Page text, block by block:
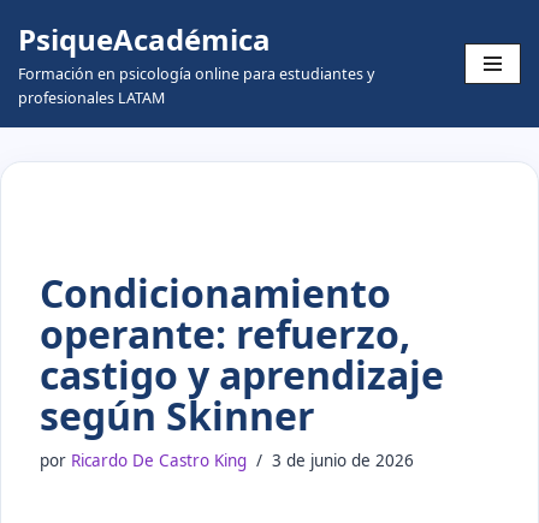
Skip
to
content
PsiqueAcadémica
Formación en psicología online para estudiantes y
profesionales LATAM
Condicionamiento
operante: refuerzo,
castigo y aprendizaje
según Skinner
por Ricardo De Castro King 3 de junio de 2026